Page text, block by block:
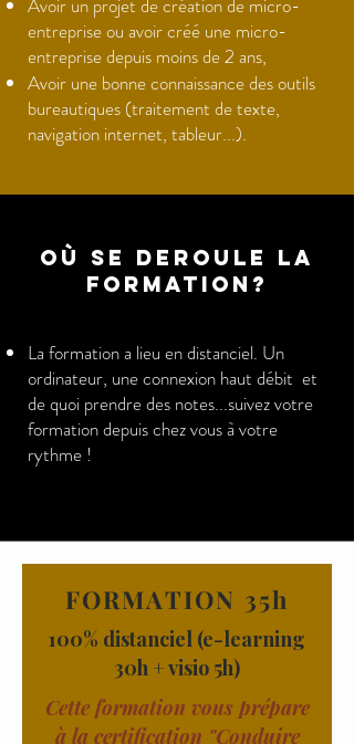
Avoir un projet de création de micro-
entreprise ou avoir créé une micro-
entreprise depuis moins de 2 ans,
Avoir une bonne connaissance des outils
bureautiques (traitement de texte,
navigation internet, tableur...).
où SE DEROULE LA
FORMATION?
La formation a lieu en distanciel. Un
ordinateur, une connexion haut débit et
de quoi prendre des notes...suivez votre
formation depuis chez vous à votre
rythme !
FORMATION 35h
100% distanciel (e-learning
30h + visio 5h)
Cette formation vous prépare
à la certification "Conduire